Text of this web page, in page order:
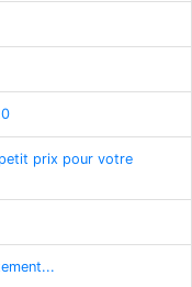
prix pour votre